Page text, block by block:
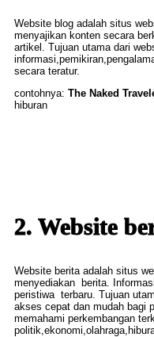
Website blog adalah situs
menyajikan konten secara
artikel. Tujuan utama dari
secara teratur.
contohnya: The Naked
hiburan
2. Website
Website berita adalah situs
menyediakan berita.
peristiwa terbaru. Tujuan
akses cepat dan mudah bagi
memahami perkembangan